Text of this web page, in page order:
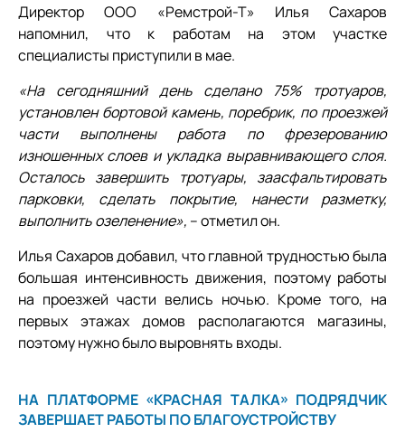
Директор ООО «Ремстрой-Т» Илья Сахаров
напомнил, что к работам на этом участке
специалисты приступили в мае.
«На сегодняшний день сделано 75% тротуаров,
установлен бортовой камень, поребрик, по проезжей
части выполнены работа по фрезерованию
изношенных слоев и укладка выравнивающего слоя.
Осталось завершить тротуары, заасфальтировать
парковки, сделать покрытие, нанести разметку,
выполнить озеленение», – отметил он.
Илья Сахаров добавил, что главной трудностью была
большая интенсивность движения, поэтому работы
на проезжей части велись ночью. Кроме того, на
первых этажах домов располагаются магазины,
поэтому нужно было выровнять входы.
НА ПЛАТФОРМЕ «КРАСНАЯ ТАЛКА» ПОДРЯДЧИК
ЗАВЕРШАЕТ РАБОТЫ ПО БЛАГОУСТРОЙСТВУ